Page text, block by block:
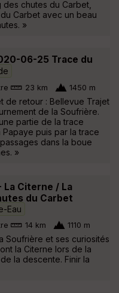
chutes du Carbet,
Carbet avec un beau
»
06-25 Trace du
23 km 1450 m
de retour : Bellevue Trajet
de la Soufrière.
partie de la trace
puis par la trace
dans la boue
»
La Citerne / La
du Carbet
Eau
14 km 1110 m
Soufrière et ses curiosités
la Citerne lors de la
la descente. Finir la